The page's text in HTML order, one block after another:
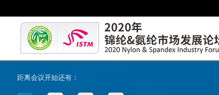
距离会议开始还有：